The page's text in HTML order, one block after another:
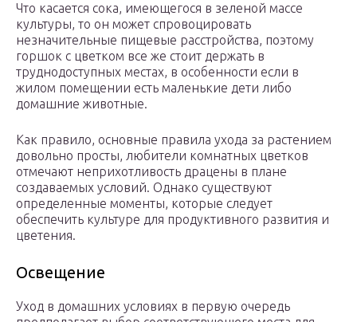
Что касается сока, имеющегося в зеленой массе
культуры, то он может спровоцировать
незначительные пищевые расстройства, поэтому
горшок с цветком все же стоит держать в
труднодоступных местах, в особенности если в
жилом помещении есть маленькие дети либо
домашние животные.
Как правило, основные правила ухода за растением
довольно просты, любители комнатных цветков
отмечают неприхотливость драцены в плане
создаваемых условий. Однако существуют
определенные моменты, которые следует
обеспечить культуре для продуктивного развития и
цветения.
Освещение
Уход в домашних условиях в первую очередь